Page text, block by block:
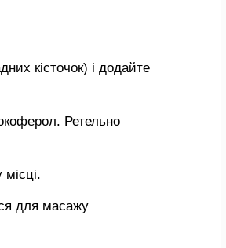
кісточок) і додайте
Ретельно
для масажу